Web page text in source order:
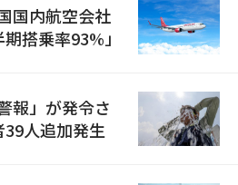
国内航空会社
搭乗率93%」
報」が発令さ
人追加発生